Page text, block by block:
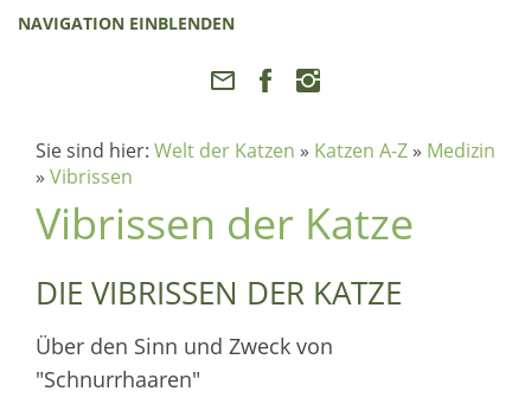
NAVIGATION EINBLENDEN
Sie sind hier: Welt der Katzen » Katzen A-Z » Medizin
» Vibrissen
Vibrissen der Katze
DIE VIBRISSEN DER KATZE
Über den Sinn und Zweck von
"Schnurrhaaren"